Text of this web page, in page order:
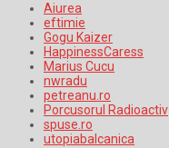
Aiurea
eftimie
Gogu Kaizer
HappinessCaress
Marius Cucu
nwradu
petreanu.ro
Porcusorul Radioactiv
spuse.ro
utopiabalcanica